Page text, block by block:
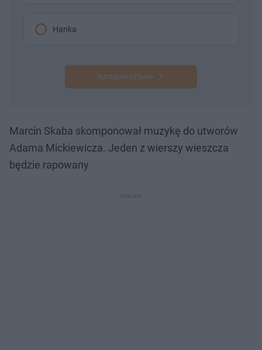
Hanka
Następne pytanie
Marcin Skaba skomponował muzykę do utworów
Adama Mickiewicza. Jeden z wierszy wieszcza
będzie rapowany